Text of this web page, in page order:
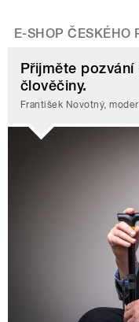
E-SHOP ČESKÉHO
Přijměte
člověčiny.
František Novotný,